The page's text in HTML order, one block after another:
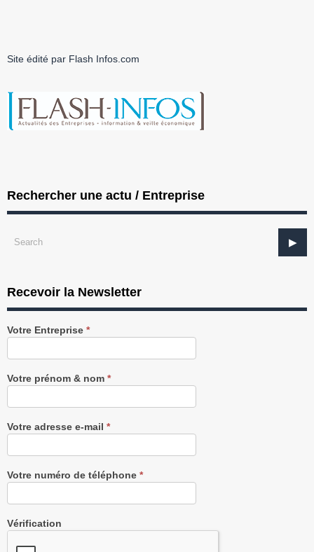
Site édité par Flash Infos.com
Rechercher une actu / Entreprise
Recevoir la Newsletter
Recevez
notre
gratuitement
Votre Entreprise *
Votre prénom & nom *
Votre adresse e-mail *
Votre numéro de téléphone *
Vérification